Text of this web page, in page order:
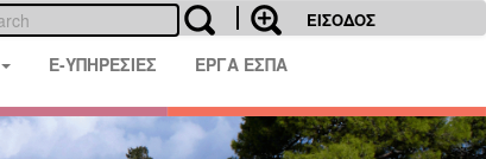
ΕΙΣΟΔΟΣ
E-ΥΠΗΡΕΣΙΕΣ ΕΡΓΑ ΕΣΠΑ